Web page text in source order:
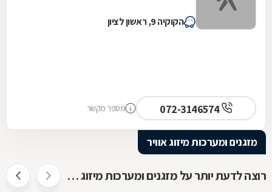
הקוקיה 9, ראשון לציון
072-3146574 מספר מקשר
מזגנים ומערכות מיזוג אוויר
רוצה לדעת יותר על מזגנים ומערכות מיזוג אוויר ?